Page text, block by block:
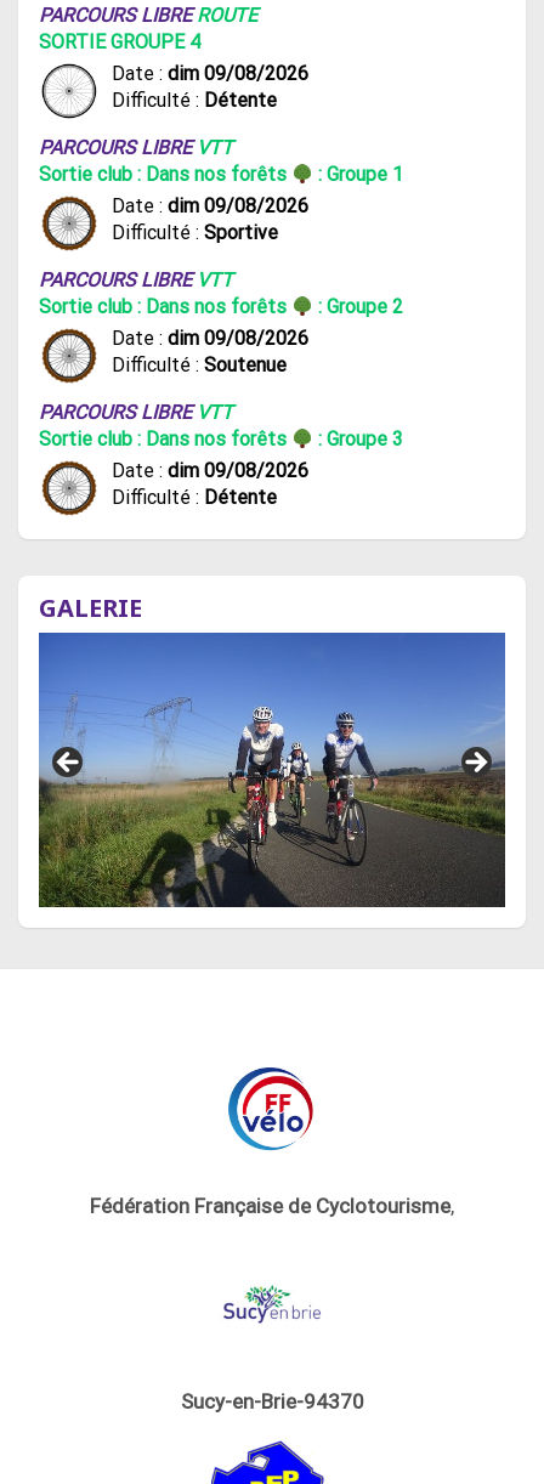
PARCOURS LIBREROUTE
SORTIE GROUPE 4
Date : dim 09/08/2026
Difficulté : Détente
PARCOURS LIBRE VTT
Sortie club : Dans nos forêts
: Groupe 1
Date : dim 09/08/2026
Difficulté : Sportive
PARCOURS LIBRE VTT
Sortie club : Dans nos forêts
: Groupe 2
Date : dim 09/08/2026
Difficulté : Soutenue
PARCOURS LIBRE VTT
Sortie club : Dans nos forêts
: Groupe 3
Date : dim 09/08/2026
Difficulté : Détente
GALERIE
Fédération Française de Cyclotourisme,
Sucy-en-Brie-94370